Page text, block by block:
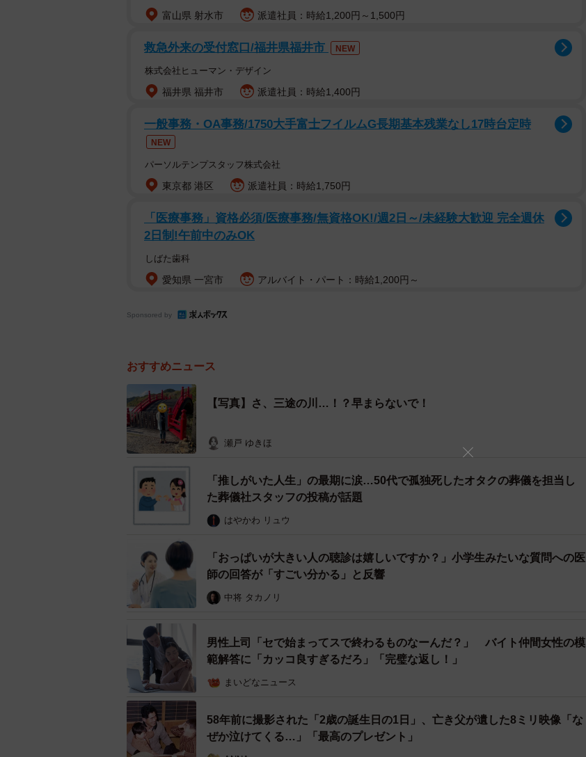
N：あとで確認したら、姉妹で青森観光を楽しんでいたようです。とんでもない場所に迷い
――SNSでは150以上のコメントが寄せられましたが、ご感想は。
った」と安堵の声もいただき、反響の大きさに驚いています。
◇ ◇
「向こう側じゃなくて良かった」などのコメントが相次いでいます。なお、この太鼓橋は現
在渡ることはできないが、急勾配なため「悪人には針の山に見えて渡れない」という言い伝
えもあるそうです。
伝えました。
https://www.threads.com/@naonao92071
富山県 射水市 派遣社員：時給1,200円～1,500円
救急外来の受付窓口/福井県福井市 NEW
株式会社ヒューマン・デザイン
福井県 福井市 派遣社員：時給1,400円
一般事務・OA事務/1750大手富士フイルムG長期基本残業なし17時台定時
NEW
パーソルテンプスタッフ株式会社
東京都 港区 派遣社員：時給1,750円
「医療事務」資格必須/医療事務/無資格OK!/週2日～/未経験大歓迎 完全週休
2日制!午前中のみOK
しばた歯科
愛知県 一宮市 アルバイト・パート：時給1,200円～
Sponsored by
おすすめニュース
【写真】さ、三途の川…！？早まらないで！
瀬戸 ゆきほ
「推しがいた人生」の最期に涙…50代で孤独死したオタクの葬儀を担当し
た葬儀社スタッフの投稿が話題
はやかわ リュウ
「おっぱいが大きい人の聴診は嬉しいですか？」小学生みたいな質問への医
師の回答が「すごい分かる」と反響
中将 タカノリ
男性上司「セで始まってスで終わるものなーんだ？」 バイト仲間女性の模
範解答に「カッコ良すぎるだろ」「完璧な返し！」
まいどなニュース
58年前に撮影された「2歳の誕生日の1日」、亡き父が遺した8ミリ映像「な
ぜか泣けてくる…」「最高のプレゼント」